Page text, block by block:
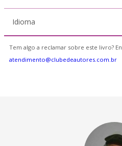
Idioma
Tem algo a reclamar sobre este livro?
atendimento@clubedeautores.com.br